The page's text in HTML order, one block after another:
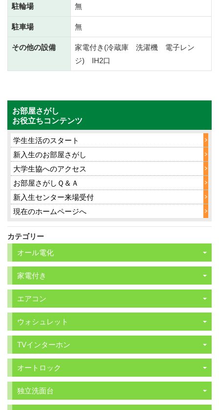
駐輪場
無
駐車場
無
その他の設備
家電付き(冷蔵庫 洗濯機 電子レン
ジ) IH2口
お部屋さがし
お役立ちコンテンツ
学生生活のスタート
新入生のお部屋さがし
大学生協へのアクセス
お部屋さがしＱ＆Ａ
新入生センター来場受付
現在のホームページへ
カテゴリー
オール電化
家電付き
エアコン
ウォシュレット
TVインターホン
オートロック
独立洗面台